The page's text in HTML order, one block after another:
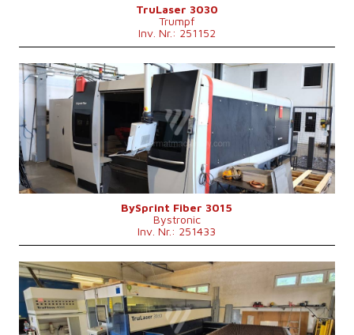
nein
TruLaser 3030
Trumpf
Inv. Nr.: 251152
Baujahr:
2019
Max. Werkstücklänge
3000 mm
Max. Werkstückbreite
1500 mm
Max. Blechdicke
15 mm
Laserleistung
4000 W
Fiber
ja
Max. Werkstückgewicht
890 kg
Maschinengewicht
13000 kg
Kontrollsystem
nein
BySprint Fiber 3015
Bystronic
Inv. Nr.: 251433
Baujahr:
2010
Max. Werkstücklänge
3000 mm
Max. Werkstückbreite
1500 mm
Max. Blechdicke
20 mm